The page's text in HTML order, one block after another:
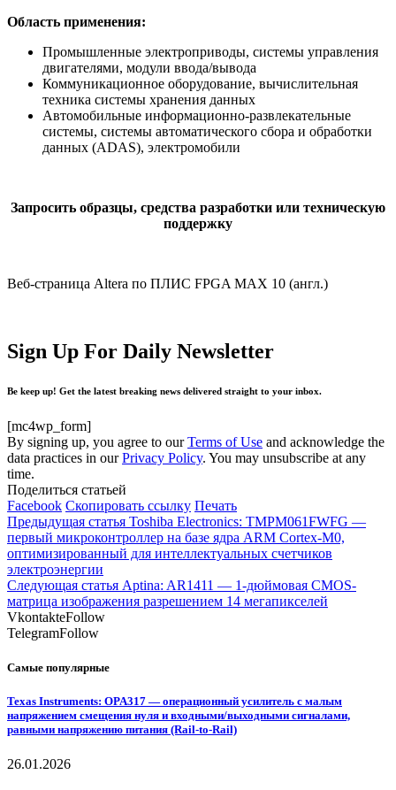
Область применения:
Промышленные электроприводы, системы управления
двигателями, модули ввода/вывода
Коммуникационное оборудование, вычислительная
техника системы хранения данных
Автомобильные информационно-развлекательные
системы, системы автоматического сбора и обработки
данных (ADAS), электромобили
Запросить образцы, средства разработки или техническую
поддержку
Веб-страница Altera по ПЛИС FPGA MAX 10 (англ.)
Sign Up For Daily Newsletter
Be keep up! Get the latest breaking news delivered straight to your inbox.
[mc4wp_form]
By signing up, you agree to ourTerms of Use and acknowledge the
data practices in ourPrivacy Policy. You may unsubscribe at any
time.
Поделиться статьей
Facebook Скопировать ссылку Печать
Предыдущая статья Toshiba Electronics: TMPM061FWFG —
первый микроконтроллер на базе ядра ARM Cortex-M0,
оптимизированный для интеллектуальных счетчиков
электроэнергии
Следующая статья Aptina: AR1411 — 1-дюймовая CMOS-
матрица изображения разрешением 14 мегапикселей
VkontakteFollow
TelegramFollow
Самые популярные
Texas Instruments: OPA317 — операционный усилитель с малым
напряжением смещения нуля и входными/выходными сигналами,
равными напряжению питания (Rail-to-Rail)
26.01.2026